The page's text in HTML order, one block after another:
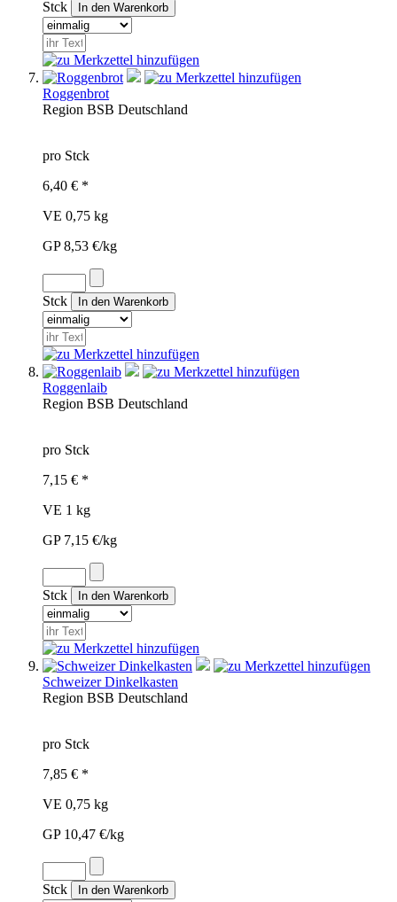
Stck
Roggenbrot
Region BSB Deutschland
pro Stck
6,40 € *
VE 0,75 kg
GP 8,53 €/kg
Stck
Roggenlaib
Region BSB Deutschland
pro Stck
7,15 € *
VE 1 kg
GP 7,15 €/kg
Stck
Schweizer Dinkelkasten
Region BSB Deutschland
pro Stck
7,85 € *
VE 0,75 kg
GP 10,47 €/kg
Stck